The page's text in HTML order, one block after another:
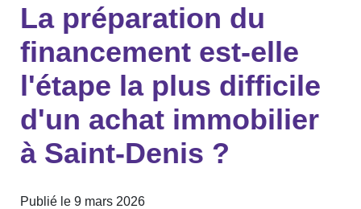
La préparation du
financement est-elle
l'étape la plus difficile
d'un achat immobilier
à Saint-Denis ?
Publié le 9 mars 2026